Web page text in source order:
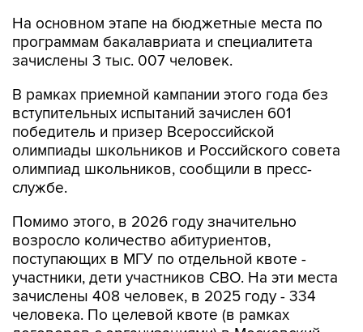
На основном этапе на бюджетные места по
программам бакалавриата и специалитета
зачислены 3 тыс. 007 человек.
В рамках приемной кампании этого года без
вступительных испытаний зачислен 601
победитель и призер Всероссийской
олимпиады школьников и Российского совета
олимпиад школьников, сообщили в пресс-
службе.
Помимо этого, в 2026 году значительно
возросло количество абитуриентов,
поступающих в МГУ по отдельной квоте -
участники, дети участников СВО. На эти места
зачислены 408 человек, в 2025 году - 334
человека. По целевой квоте (в рамках